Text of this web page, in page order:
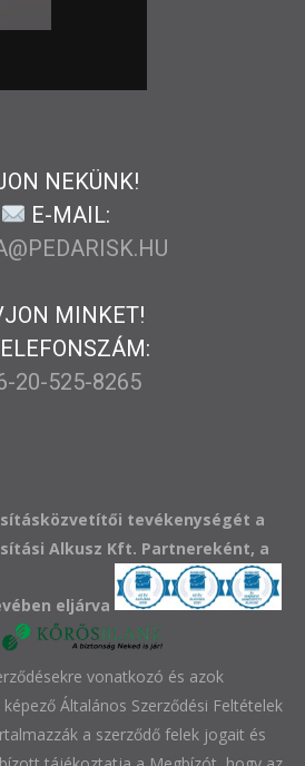
NEKÜNK!
E-MAIL:
MINKET!
20-525-8265
tevékenységét a
Alkusz Kft. Partnereként, a
eljárva
vonatkozó és azok
Általános Szerződési Feltételek
a szerződő felek jogait és